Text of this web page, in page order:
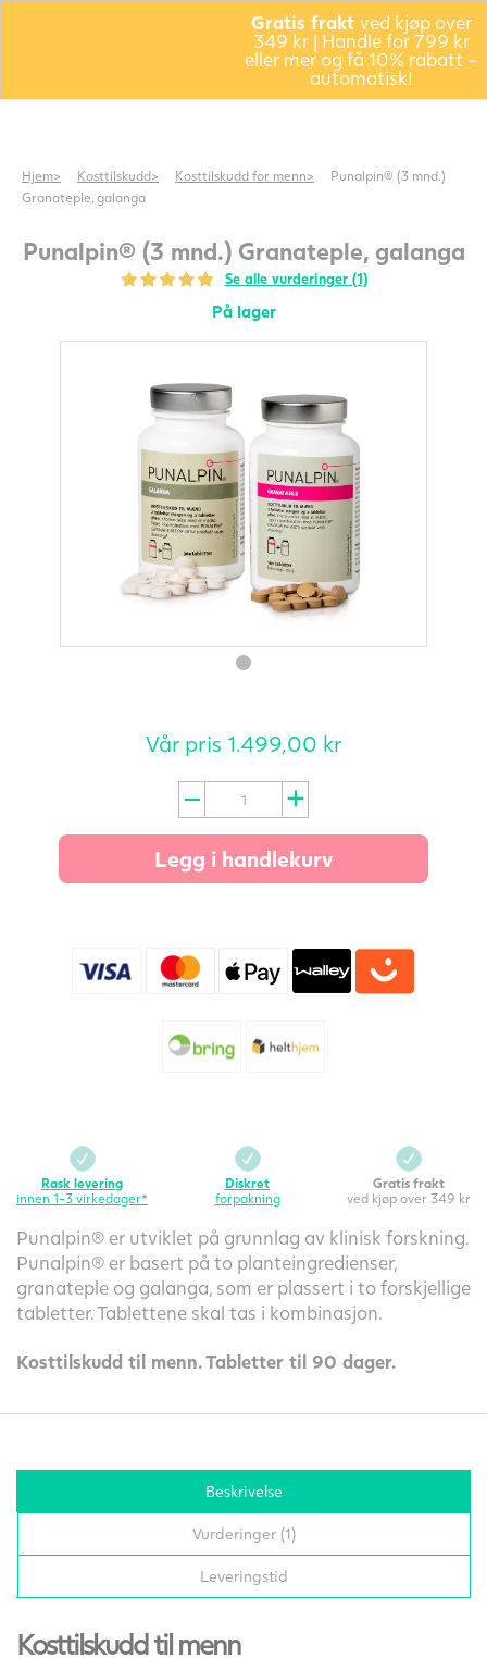
Gratis fraktved kjøp over
349 kr | Handle for 799 kr
eller mer og få 10% rabatt –
automatisk!
Hjem Kosttilskudd Kosttilskudd for menn
Punalpin® (3 mnd.)
Granateple, galanga
Punalpin® (3 mnd.) Granateple, galanga
Se alle vurderinger (1)
På lager
Vår pris 1.499,00 kr
Punalpin®
(3
Granateple,
Legg i handlekurv
Rask levering
innen 1-3 virkedager*
Diskret
forpakning
Gratis frakt
ved kjøp over 349 kr
Punalpin® er utviklet på grunnlag av klinisk forskning.
Punalpin® er basert på to planteingredienser,
granateple og galanga, som er plassert i to forskjellige
tabletter. Tablettene skal tas i kombinasjon.
Kosttilskudd til menn. Tabletter til 90 dager.
Beskrivelse
Vurderinger (1)
Leveringstid
Kosttilskudd til menn